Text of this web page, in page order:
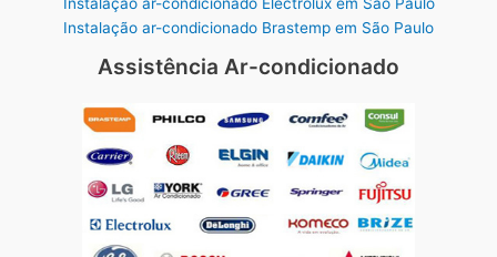
Instalação ar-condicionado Brastemp em São Paulo
Assistência Ar-condicionado